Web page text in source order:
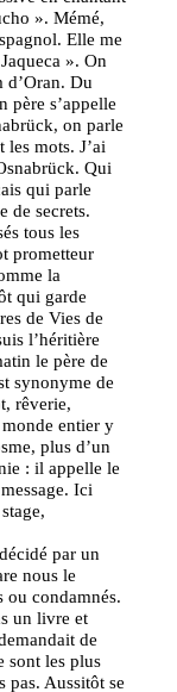
». Mémé,
Elle me
». On
d’Oran. Du
père s’appelle
on parle
mots. J’ai
Qui
qui parle
de secrets.
tous les
prometteur
la
qui garde
de Vies de
l’héritière
le père de
synonyme de
rêverie,
entier y
plus d’un
: il appelle le
Ici
par un
nous le
ou condamnés.
un livre et
de
sont les plus
pas. Aussitôt se